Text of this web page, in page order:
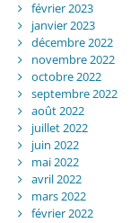
février 2023
janvier 2023
décembre 2022
novembre 2022
octobre 2022
septembre 2022
août 2022
juillet 2022
juin 2022
mai 2022
avril 2022
mars 2022
février 2022